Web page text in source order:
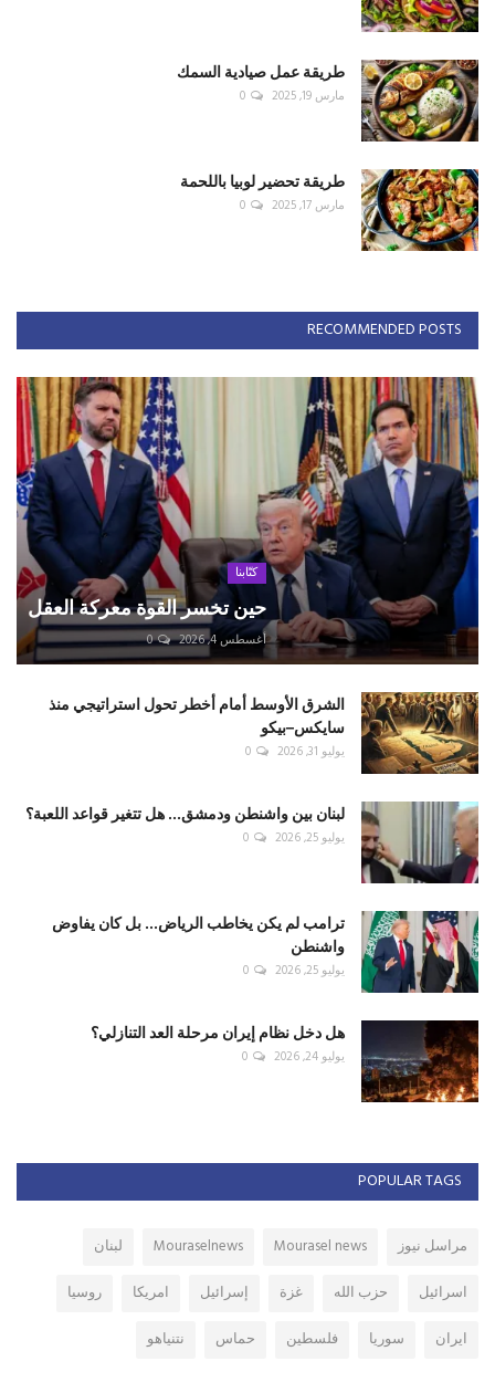
طريقة عمل صيادية السمك
مارس 19, 2025 0
طريقة تحضير لوبيا باللحمة
مارس 17, 2025 0
RECOMMENDED POSTS
كتّابنا
حين تخسر القوة معركة العقل
أغسطس 4, 2026 0
الشرق الأوسط أمام أخطر تحول استراتيجي منذ
سايكس–بيكو
يوليو 31, 2026 0
لبنان بين واشنطن ودمشق... هل تتغير قواعد اللعبة؟
يوليو 25, 2026 0
ترامب لم يكن يخاطب الرياض... بل كان يفاوض
واشنطن
يوليو 25, 2026 0
هل دخل نظام إيران مرحلة العد التنازلي؟
يوليو 24, 2026 0
POPULAR TAGS
مراسل نيوز Mourasel news
Mouraselnews
لبنان
اسرائيل
حزب الله غزة إسرائيل امريكا
روسيا
ايران
سوريا فلسطين حماس نتنياهو